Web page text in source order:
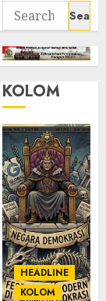
Search
for:
KOLOM
HEADLINE
KOLOM